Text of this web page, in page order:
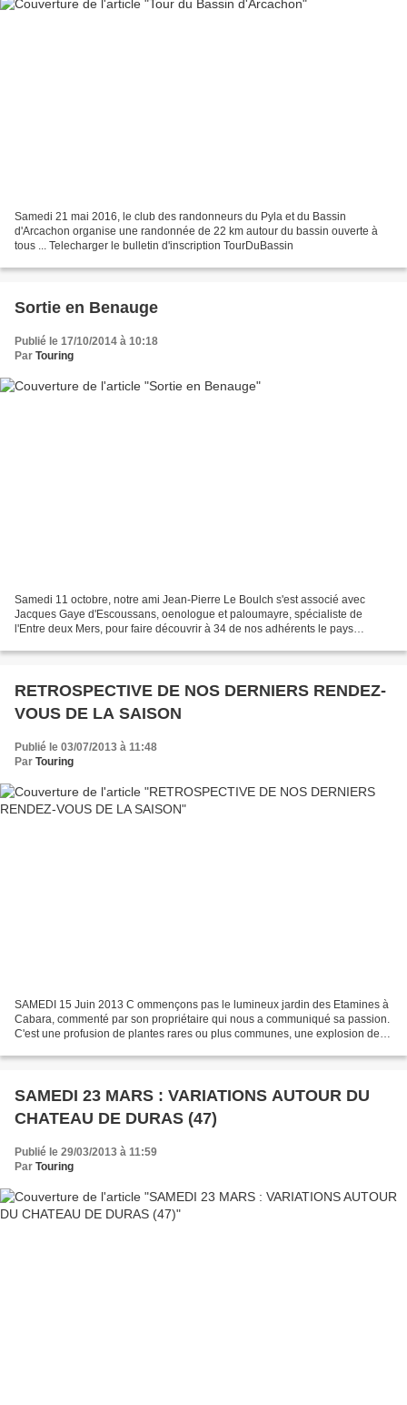
Samedi 21 mai 2016, le club des randonneurs du Pyla et du Bassin
d'Arcachon organise une randonnée de 22 km autour du bassin ouverte à
tous ... Telecharger le bulletin d'inscription TourDuBassin
Sortie en Benauge
Publié le 17/10/2014 à 10:18
Par Touring
Samedi 11 octobre, notre ami Jean-Pierre Le Boulch s'est associé avec
Jacques Gaye d'Escoussans, oenologue et paloumayre, spécialiste de
l'Entre deux Mers, pour faire découvrir à 34 de nos adhérents le pays
RETROSPECTIVE DE NOS DERNIERS RENDEZ-
VOUS DE LA SAISON
Publié le 03/07/2013 à 11:48
Par Touring
SAMEDI 15 Juin 2013 C ommençons pas le lumineux jardin des Etamines à
Cabara, commenté par son propriétaire qui nous a communiqué sa passion.
C'est une profusion de plantes rares ou plus communes, une explosion de
SAMEDI 23 MARS : VARIATIONS AUTOUR DU
CHATEAU DE DURAS (47)
Publié le 29/03/2013 à 11:59
Par Touring